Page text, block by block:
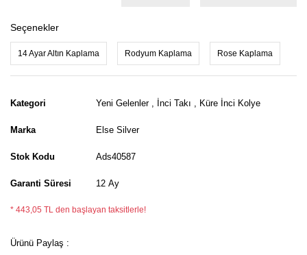
Seçenekler
14 Ayar Altın Kaplama Rodyum Kaplama Rose Kaplama
Kategori Yeni Gelenler İnci Takı Küre İnci Kolye
Marka Else Silver
Stok Kodu Ads40587
Garanti Süresi 12 Ay
* 443,05 TL den başlayan taksitlerle!
Ürünü Paylaş :